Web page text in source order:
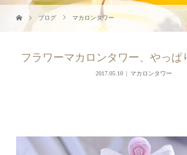
ブログ マカロンタワー
フラワーマカロンタワー、やっ
2017.05.10 マカロンタワー